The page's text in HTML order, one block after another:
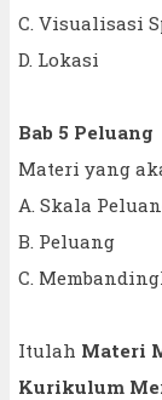
C. Visualisasi
D. Lokasi
Bab 5 Peluang
Materi yang
A. Skala
B. Peluang
C.
Itulah Materi
Kurikulum